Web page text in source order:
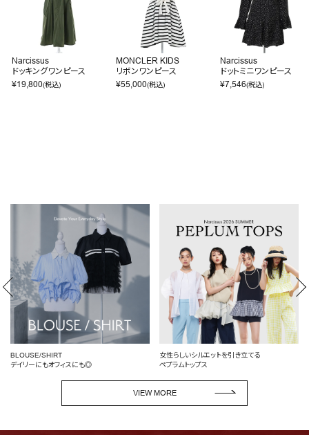
Narcissus
ドッキングワンピース
¥19,800(税込)
MONCLER KIDS
リボンワンピース
¥55,000(税込)
Narcissus
ドットミニワンピース
¥7,546(税込)
フィスにも◎
女性らしいシルエットを引き立てる
定番を、自分らし
VIEW MORE